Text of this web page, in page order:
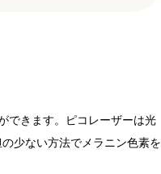
できます。ピコレーザーは光
少ない方法でメラニン色素を